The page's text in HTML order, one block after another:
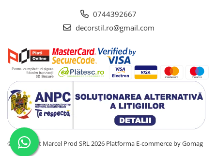
0744392667
decorstil.ro@gmail.com
©Copyright Marcel Prod SRL 2026 Platforma E-commerce by Gomag